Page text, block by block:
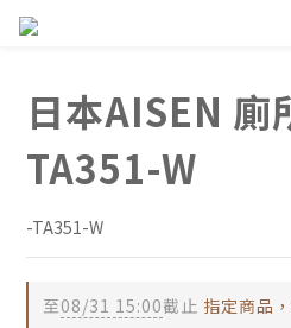
日本AISEN 廁
TA351-W
-TA351-W
至08/31 15:00截止 指定商品